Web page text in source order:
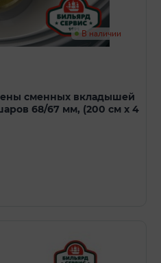
В наличии
сменных вкладышей
68/67 мм, (200 см х 4